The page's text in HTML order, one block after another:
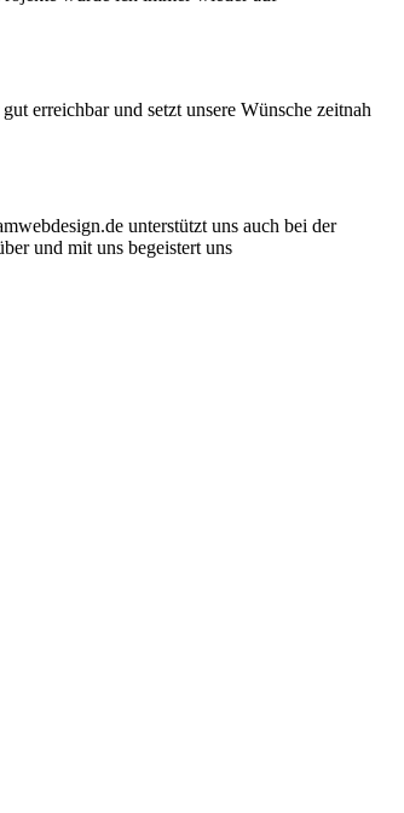
erreichbar und setzt unsere Wünsche zeitnah
unterstützt uns auch bei der
und mit uns begeistert uns